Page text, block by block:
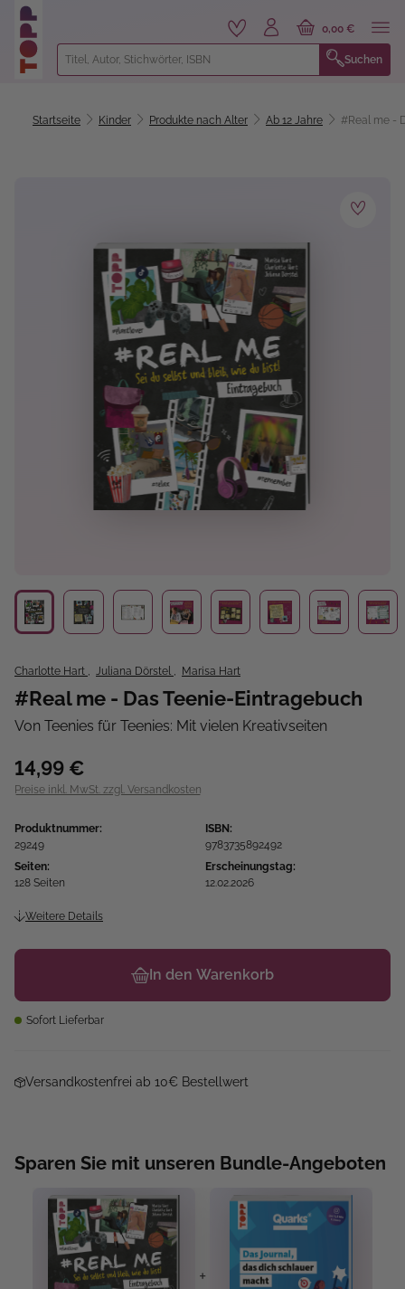
springen
Suchen
0,00 €
Startseite Kinder Produkte nach Alter Ab 12 Jahre #Real me -
Charlotte Hart , Juliana Dörstel , Marisa Hart
#Real me - Das Teenie-Eintragebuch
Von Teenies für Teenies: Mit vielen Kreativseiten
14,99 €
Preise inkl. MwSt. zzgl. Versandkosten
Produktnummer:
29249
ISBN:
9783735892492
Seiten:
128 Seiten
Erscheinungstag:
12.02.2026
Weitere Details
In den Warenkorb
Sofort Lieferbar
Versandkostenfrei ab 10€ Bestellwert
Sparen Sie mit unseren Bundle-Angeboten
+